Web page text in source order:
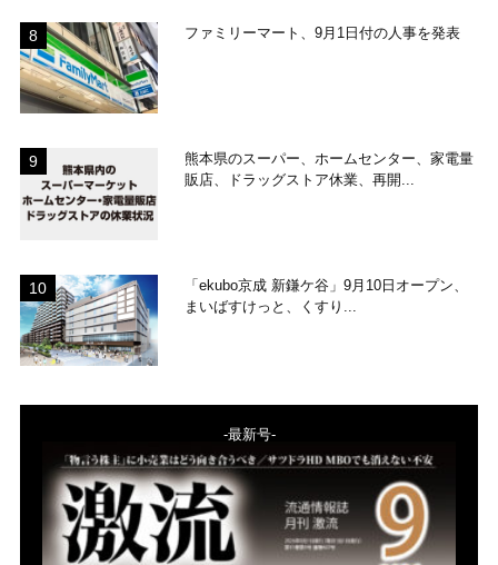
ファミリーマート、9月1日付の人事を発表
熊本県のスーパー、ホームセンター、家電量
販店、ドラッグストア休業、再開...
「ekubo京成 新鎌ケ谷」9月10日オープン、
まいばすけっと、くすり...
-最新号-